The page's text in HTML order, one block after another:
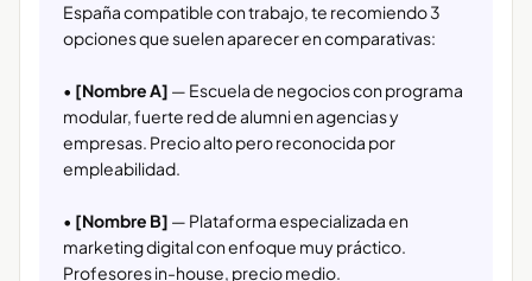
España compatible con trabajo, te recomiendo 3
opciones que suelen aparecer en comparativas:
• [Nombre A] — Escuela de negocios con programa
modular, fuerte red de alumni en agencias y
empresas. Precio alto pero reconocida por
empleabilidad.
• [Nombre B] — Plataforma especializada en
marketing digital con enfoque muy práctico.
Profesores in-house, precio medio.